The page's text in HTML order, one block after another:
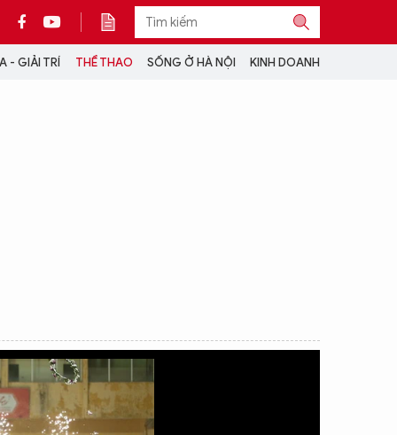
- GIẢI TRÍ THỂ THAO SỐNG Ở HÀ NỘI KINH DOANH